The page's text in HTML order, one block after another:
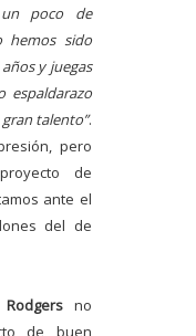
poco de
hemos sido
y juegas
espaldarazo
talento”.
pero
de
ante el
del de
no
de buen